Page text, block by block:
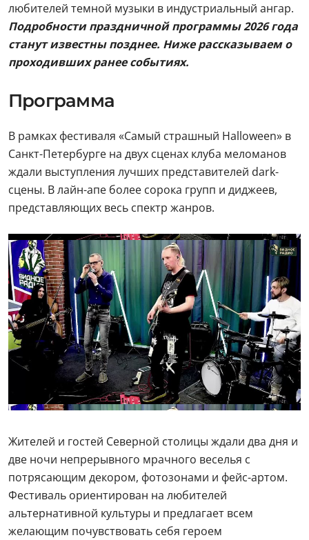
любителей темной музыки в индустриальный ангар.
Подробности праздничной программы 2026 года
станут известны позднее. Ниже рассказываем о
проходивших ранее событиях.
Программа
В рамках фестиваля «Самый страшный Halloween» в
Санкт-Петербурге на двух сценах клуба меломанов
ждали выступления лучших представителей dark-
сцены. В лайн-апе более сорока групп и диджеев,
представляющих весь спектр жанров.
Жителей и гостей Северной столицы ждали два дня и
две ночи непрерывного мрачного веселья с
потрясающим декором, фотозонами и фейс-артом.
Фестиваль ориентирован на любителей
альтернативной культуры и предлагает всем
желающим почувствовать себя героем